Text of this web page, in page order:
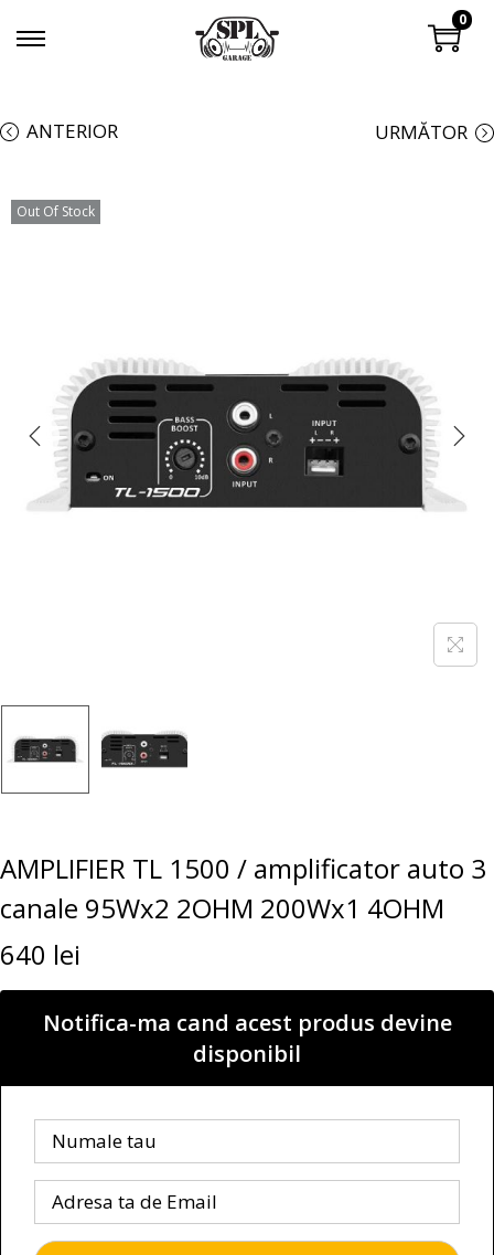
0
ANTERIOR URMĂTOR
Out Of Stock
AMPLIFIER TL 1500 / amplificator auto 3
canale 95Wx2 2OHM 200Wx1 4OHM
640 lei
Notifica-ma cand acest produs devine
disponibil